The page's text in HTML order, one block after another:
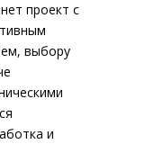
проект c
выбору
и